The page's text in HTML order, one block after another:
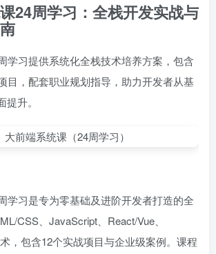
24周学习：全栈开发实战与
学习提供系统化全栈技术培养方案，包含
目，配套职业规划指导，助力开发者从基
升。
学习是专为零基础及进阶开发者打造的全
CSS、JavaScript、React/Vue、
，包含12个实战项目与企业级案例。课程